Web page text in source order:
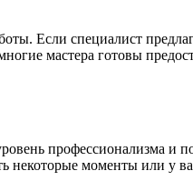
Если специалист
мастера готовы
профессионализма и
моменты или у